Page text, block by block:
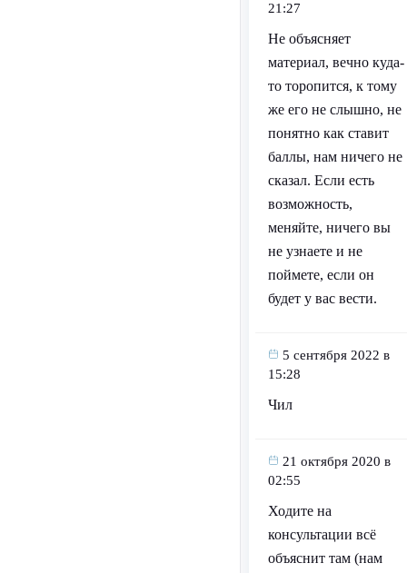
21:27
Не объясняет
материал, вечно куда-
то торопится, к тому
же его не слышно, не
понятно как ставит
баллы, нам ничего не
сказал. Если есть
возможность,
меняйте, ничего вы
не узнаете и не
поймете, если он
будет у вас вести.
5 сентября 2022 в
15:28
Чил
21 октября 2020 в
02:55
Ходите на
консультации всё
объяснит там (нам